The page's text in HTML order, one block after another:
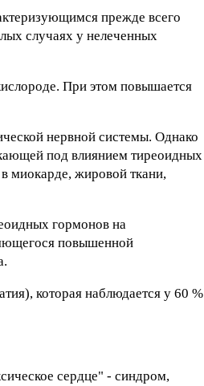
прежде всего
случаях у нелеченных
При этом повышается
нервной системы. Однако
под влиянием тиреоидных
миокарде, жировой ткани,
гормонов на
повышенной
которая наблюдается у 60 %
сердце" - синдром,